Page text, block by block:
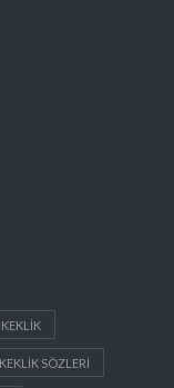
SÖZLERI